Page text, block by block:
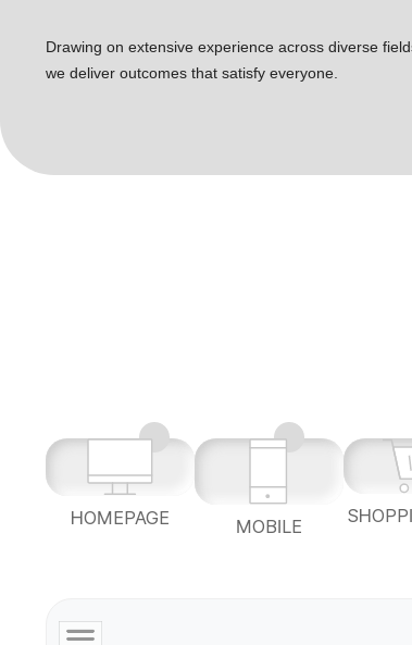
Drawing on extensive experience across diverse
we deliver outcomes that satisfy everyone.
HOMEPAGE MOBILE